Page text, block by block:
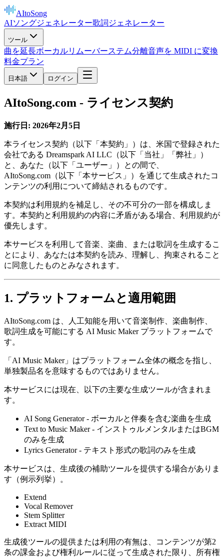
AItoSong
AIソングジェネレーター歌詞ジェネレーター
ツール
曲を延長ボーカルリムーバーステム分離音声を MIDI に変換
料金プラン
日本語 ログイン
AItoSong.com - ライセンス契約
施行日: 2026年2月5日
本ライセンス契約（以下「本契約」）は、米国で登録された
会社である Dreamspark AI LLC（以下「当社」「弊社」）
と、あなた（以下「ユーザー」）との間で、
AItoSong.com（以下「本サービス」）を通じて生成されたコ
ンテンツの利用について締結されるものです。
本契約は利用規約を補足し、その不可分の一部を構成しま
す。本契約と利用規約の内容に矛盾がある場合、利用規約が
優先します。
本サービスを利用して音楽、楽曲、または歌詞を生成するこ
とにより、あなたは本契約を読み、理解し、拘束されること
に同意したものとみなされます。
1. プラットフォームと適用範囲
AItoSong.com は、人工知能を用いて音楽制作、楽曲制作、
歌詞生成を可能にする AI Music Maker プラットフォームで
す。
「AI Music Maker」はプラットフォーム全体の概念を指し、
単独製品名を意味するものではありません。
本サービスには現在、以下の主要な生成ツールが含まれま
す。
AI Song Generator - ボーカルと伴奏を含む楽曲を生成
Text to Music Maker - インストゥルメンタルまたはBGM
のみを生成
Lyrics Generator - テキスト形式の歌詞のみを生成
本サービスは、生成後の補助ツールを提供する場合がありま
す（例示列挙）。
Extend
Vocal Remover
Stem Splitter
Extract MIDI
生成後ツールの提供または利用の有無は、コンテンツが第2
条の課金および権利ルールに従って生成された限り、所有権